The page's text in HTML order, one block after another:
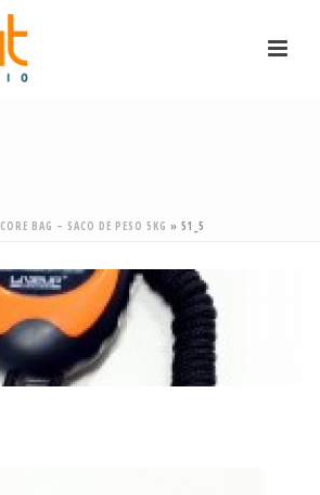
CORE BAG – SACO DE PESO 5KG » 51_5